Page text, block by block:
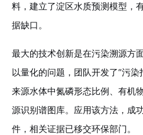
料，建立了淀区水质预测模型，
据缺口。
最大的技术创新是在污染溯源方
以量化的问题，团队开发了“污
来源水体中氮磷形态比例、有机
源识别谱图库。应用该方法，成
件，相关证据已移交环保部门。